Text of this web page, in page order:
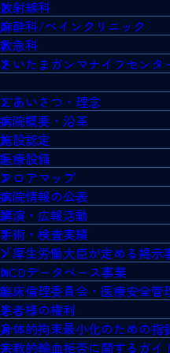
放射線科
麻酔科/ペインクリニック
救急科
さいたまガンマナイフセンタ
ごあいさつ・理念
病院概要・沿革
施設認定
医療設備
フロアマップ
病院情報の公表
講演・広報活動
手術・検査実績
「厚生労働大臣が定める掲
NCDデータベース事業
臨床倫理委員会・医療安全管
患者様の権利
身体的拘束最小化のための指
宗教的輸血拒否に関するガイ